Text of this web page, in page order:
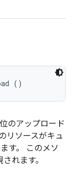
()
のアップロード
リソースがキュ
す。 このメソ
れます。